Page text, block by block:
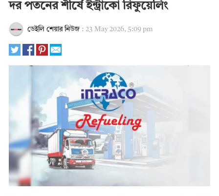
দর পতনের শীর্ষে ইন্ট্রাকো রিফুয়েলিং
ডেইলি শেয়ার নিউজ: 23 May 2026, 5:09 pm